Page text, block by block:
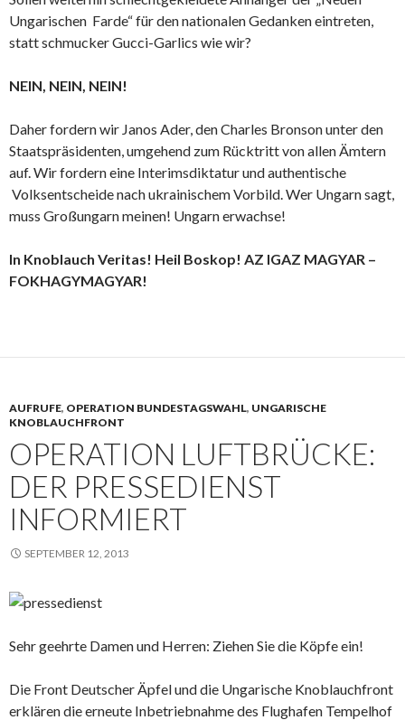
Ungarischen Farde“ für den nationalen Gedanken eintreten,
statt schmucker Gucci-Garlics wie wir?
NEIN, NEIN, NEIN!
Daher fordern wir Janos Ader, den Charles Bronson unter den
Staatspräsidenten, umgehend zum Rücktritt von allen Ämtern
auf. Wir fordern eine Interimsdiktatur und authentische
Volksentscheide nach ukrainischem Vorbild. Wer Ungarn sagt,
muss Großungarn meinen! Ungarn erwachse!
In Knoblauch Veritas! Heil Boskop! AZ IGAZ MAGYAR –
FOKHAGYMAGYAR!
AUFRUFE, OPERATION BUNDESTAGSWAHL, UNGARISCHE
KNOBLAUCHFRONT
OPERATION LUFTBRÜCKE:
DER PRESSEDIENST
INFORMIERT
SEPTEMBER 12, 2013
Sehr geehrte Damen und Herren: Ziehen Sie die Köpfe ein!
Die Front Deutscher Äpfel und die Ungarische Knoblauchfront
erklären die erneute Inbetriebnahme des Flughafen Tempelhof